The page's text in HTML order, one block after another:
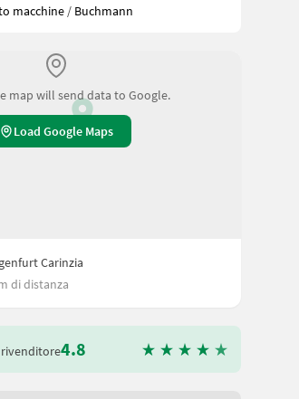
steht. Wir inserieren auch
macchine / Buchmann
map will send data to Google.
Load Google Maps
Carinzia
di distanza
4.8